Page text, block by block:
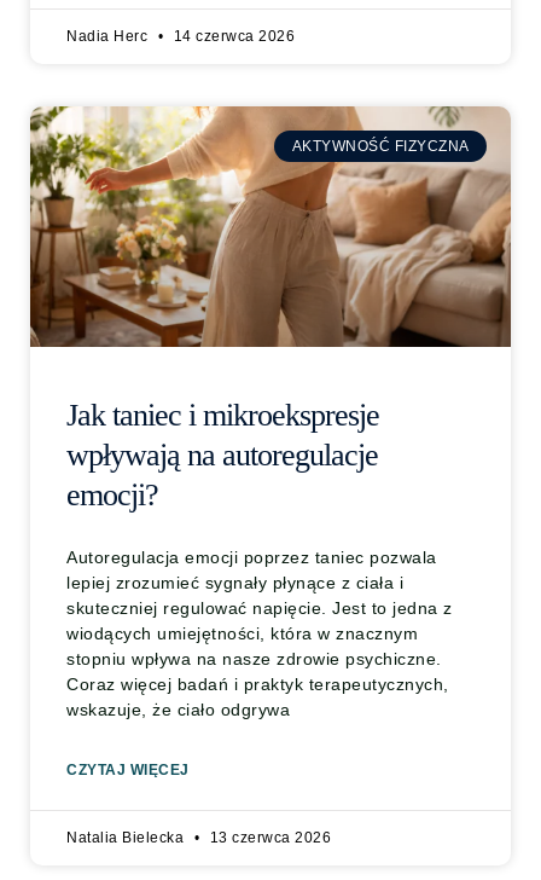
Nadia Herc 14 czerwca 2026
AKTYWNOŚĆ FIZYCZNA
Jak taniec i mikroekspresje
wpływają na autoregulacje
emocji?
Autoregulacja emocji poprzez taniec pozwala
lepiej zrozumieć sygnały płynące z ciała i
skuteczniej regulować napięcie. Jest to jedna z
wiodących umiejętności, która w znacznym
stopniu wpływa na nasze zdrowie psychiczne.
Coraz więcej badań i praktyk terapeutycznych,
wskazuje, że ciało odgrywa
CZYTAJ WIĘCEJ
Natalia Bielecka 13 czerwca 2026